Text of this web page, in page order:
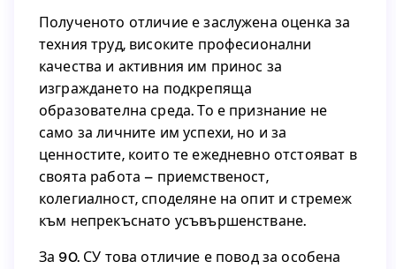
Полученото отличие е заслужена оценка за
техния труд, високите професионални
качества и активния им принос за
изграждането на подкрепяща
образователна среда. То е признание не
само за личните им успехи, но и за
ценностите, които те ежедневно отстояват в
своята работа – приемственост,
колегиалност, споделяне на опит и стремеж
към непрекъснато усъвършенстване.
За 90. СУ това отличие е повод за особена
Полученото отличие е заслужена оценка за
техния труд, високите професионални
качества и активния им принос за
изграждането на подкрепяща
образователна среда. То е признание не
само за личните им успехи, но и за
ценностите, които те ежедневно отстояват в
своята работа – приемственост,
колегиалност, споделяне на опит и стремеж
към непрекъснато усъвършенстване.